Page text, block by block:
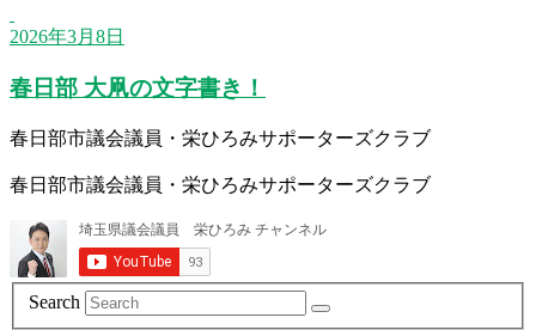
2026年3月8日
春日部 大凧の文字書き！
春日部市議会議員・栄ひろみサポーターズクラブ
春日部市議会議員・栄ひろみサポーターズクラブ
Search